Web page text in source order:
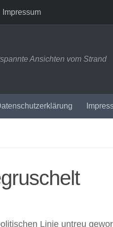
Impressum
Ansichten vom Strand
Linie untreu